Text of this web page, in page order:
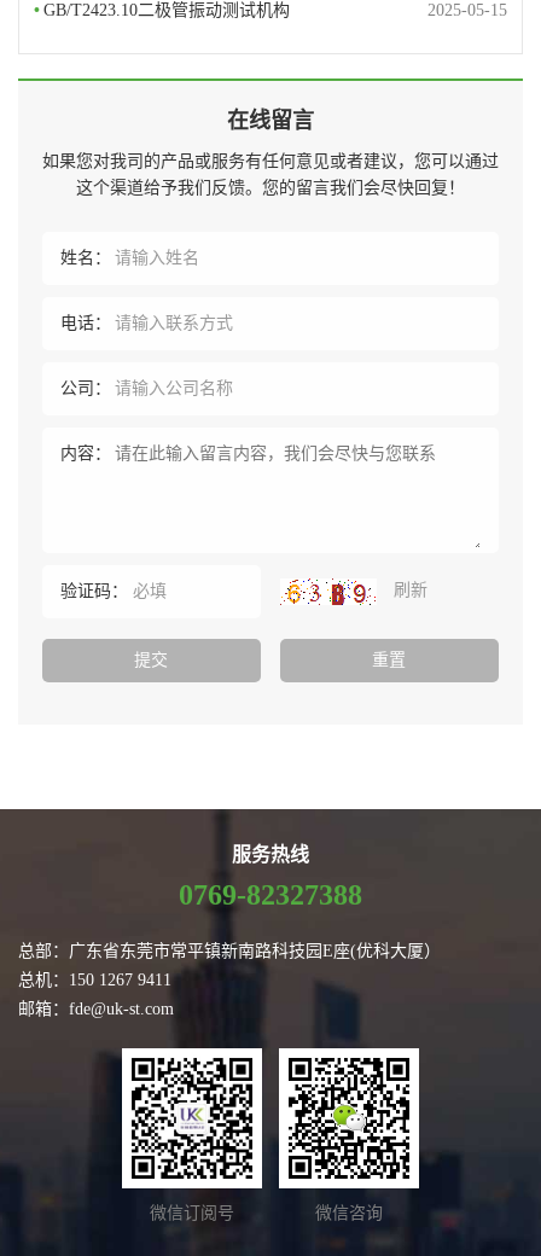
• 2025-05-15
GB/T2423.10二极管振动测试机构
在线留言
如果您对我司的产品或服务有任何意见或者建议，您可以通过
这个渠道给予我们反馈。您的留言我们会尽快回复！
姓名：
电话：
公司：
内容：
验证码： 刷新
服务热线
0769-82327388
总部：广东省东莞市常平镇新南路科技园E座(优科大厦）
总机：150 1267 9411
邮箱：fde@uk-st.com
微信订阅号 微信咨询